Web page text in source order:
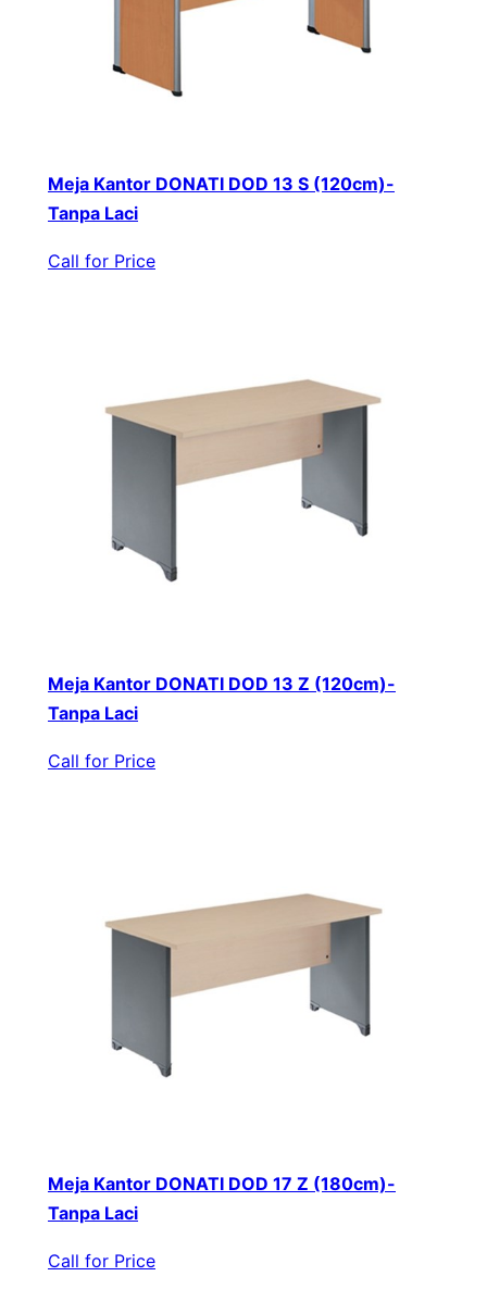
Meja Kantor DONATI DOD 13 S (120cm)-
Tanpa Laci
Call for Price
Meja Kantor DONATI DOD 13 Z (120cm)-
Tanpa Laci
Call for Price
Meja Kantor DONATI DOD 17 Z (180cm)-
Tanpa Laci
Call for Price